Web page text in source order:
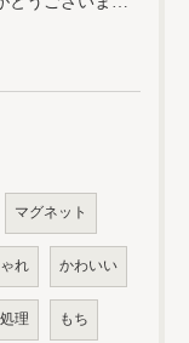
マグネット
れ かわいい
理 もち